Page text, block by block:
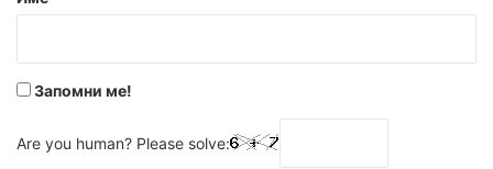
Запомни ме!
Are you human? Please solve: